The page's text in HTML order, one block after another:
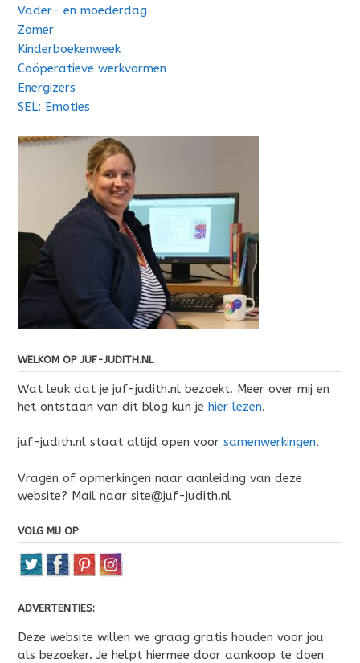
Vader- en moederdag
Zomer
Kinderboekenweek
Coöperatieve werkvormen
Energizers
SEL: Emoties
WELKOM OP JUF-JUDITH.NL
Wat leuk dat je juf-judith.nl bezoekt. Meer over mij en
het ontstaan van dit blog kun je hier lezen.
juf-judith.nl staat altijd open voor samenwerkingen.
Vragen of opmerkingen naar aanleiding van deze
website? Mail naar site@juf-judith.nl
VOLG MIJ OP
ADVERTENTIES:
Deze website willen we graag gratis houden voor jou
als bezoeker. Je helpt hiermee door aankoop te doen